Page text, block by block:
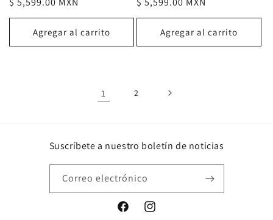
habitual
Agregar al carrito
habitual
Agregar al carrito
1 2
Suscríbete a nuestro boletín de noticias
Correo electrónico
FacebookInstagram